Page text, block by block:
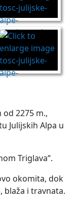
2275 m.,
Julijskih Alpa u
Triglava“.
okomita, dok
blaža i travnata.